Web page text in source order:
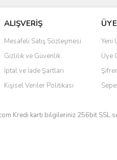
veya görüntülenemiyor.
bilgiler bulunuyor.
bulunuyor.
daha pahalı.
olmalı.
ALIŞVERİŞ
Mesafeli Satış Sözleşmesi
Gizlilik ve Güvenlik
İptal ve İade Şartları
Kişisel Veriler Politikası
Yeni
Üye
Kredi kartı bilgileriniz 256bit SSL